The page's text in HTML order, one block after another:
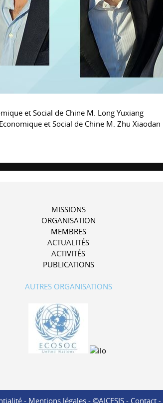
et Social de Chine M. Long Yuxiang
et Social de Chine M. Zhu Xiaodan
MISSIONS
ORGANISATION
MEMBRES
ACTUALITÉS
ACTIVITÉS
PUBLICATIONS
AUTRES ORGANISATIONS
- Mentions légales- ©AICESIS - Contact-